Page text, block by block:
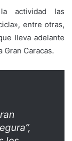
actividad las
entre otras,
lleva adelante
Caracas.